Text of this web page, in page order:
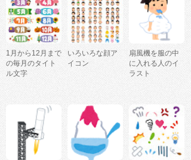
1月から12月まで
の毎月のタイト
ル文字
いろいろな顔ア
イコン
扇風機を服の中
に入れる人のイ
ラスト